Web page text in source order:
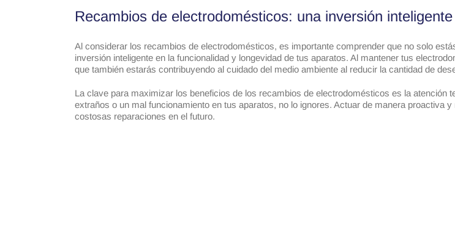
Recambios de electrodomésticos: una inversión inteligente
Al considerar los recambios de electrodomésticos, es importante comprender que no solo
inversión inteligente en la funcionalidad y longevidad de tus aparatos. Al mantener tus
que también estarás contribuyendo al cuidado del medio ambiente al reducir la cantidad de
La clave para maximizar los beneficios de los recambios de electrodomésticos es la atención
extraños o un mal funcionamiento en tus aparatos, no lo ignores. Actuar de manera proactiva
costosas reparaciones en el futuro.